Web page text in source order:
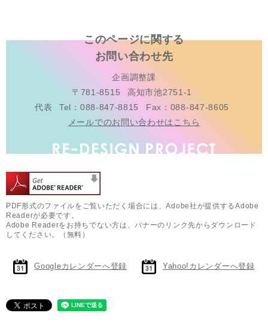
このページに関する
お問い合わせ先
企画調整課
〒781-8515
高知市池2751-1
代表
Tel：088-847-8815
Fax：088-847-8605
メールでのお問い合わせはこちら
PDF形式のファイルをご覧いただく場合には、Adobe社が提供するAdobe
Readerが必要です。
Adobe Readerをお持ちでない方は、バナーのリンク先からダウンロード
してください。（無料）
Googleカレンダーへ登録 Yahoo!カレンダーへ登録